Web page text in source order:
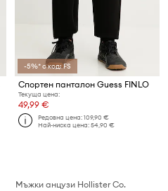
-5%* с код: FS
Спортен панталон Guess FINLO
Текуща цена:
49,99 €
Редовна цена:109,90 €
Най-ниска цена:54,90 €
Мъжки анцузи Hollister Co.